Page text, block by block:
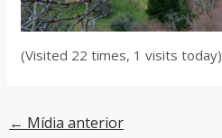
(Visited 22 times, 1 visits today)
← Mídia anterior